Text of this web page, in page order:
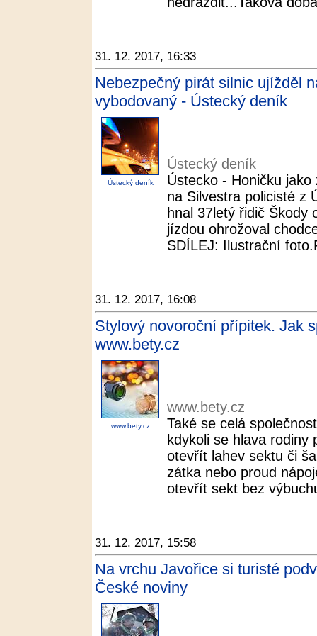
31. 12. 2017, 16:33
Nebezpečný pirát silnic ujížděl
vybodovaný - Ústecký deník
Ústecký deník
Ústecký deník
Ústecko - Honičku
na Silvestra policisté z
hnal 37letý řidič Škody
jízdou ohrožoval
SDÍLEJ: Ilustrační
31. 12. 2017, 16:08
Stylový novoroční přípitek. Jak
www.bety.cz
www.bety.cz
www.bety.cz
Také se celá
kdykoli se hlava
otevřít lahev sektu či
zátka nebo proud
otevřít sekt bez
31. 12. 2017, 15:58
Na vrchu Javořice si turisté
České noviny